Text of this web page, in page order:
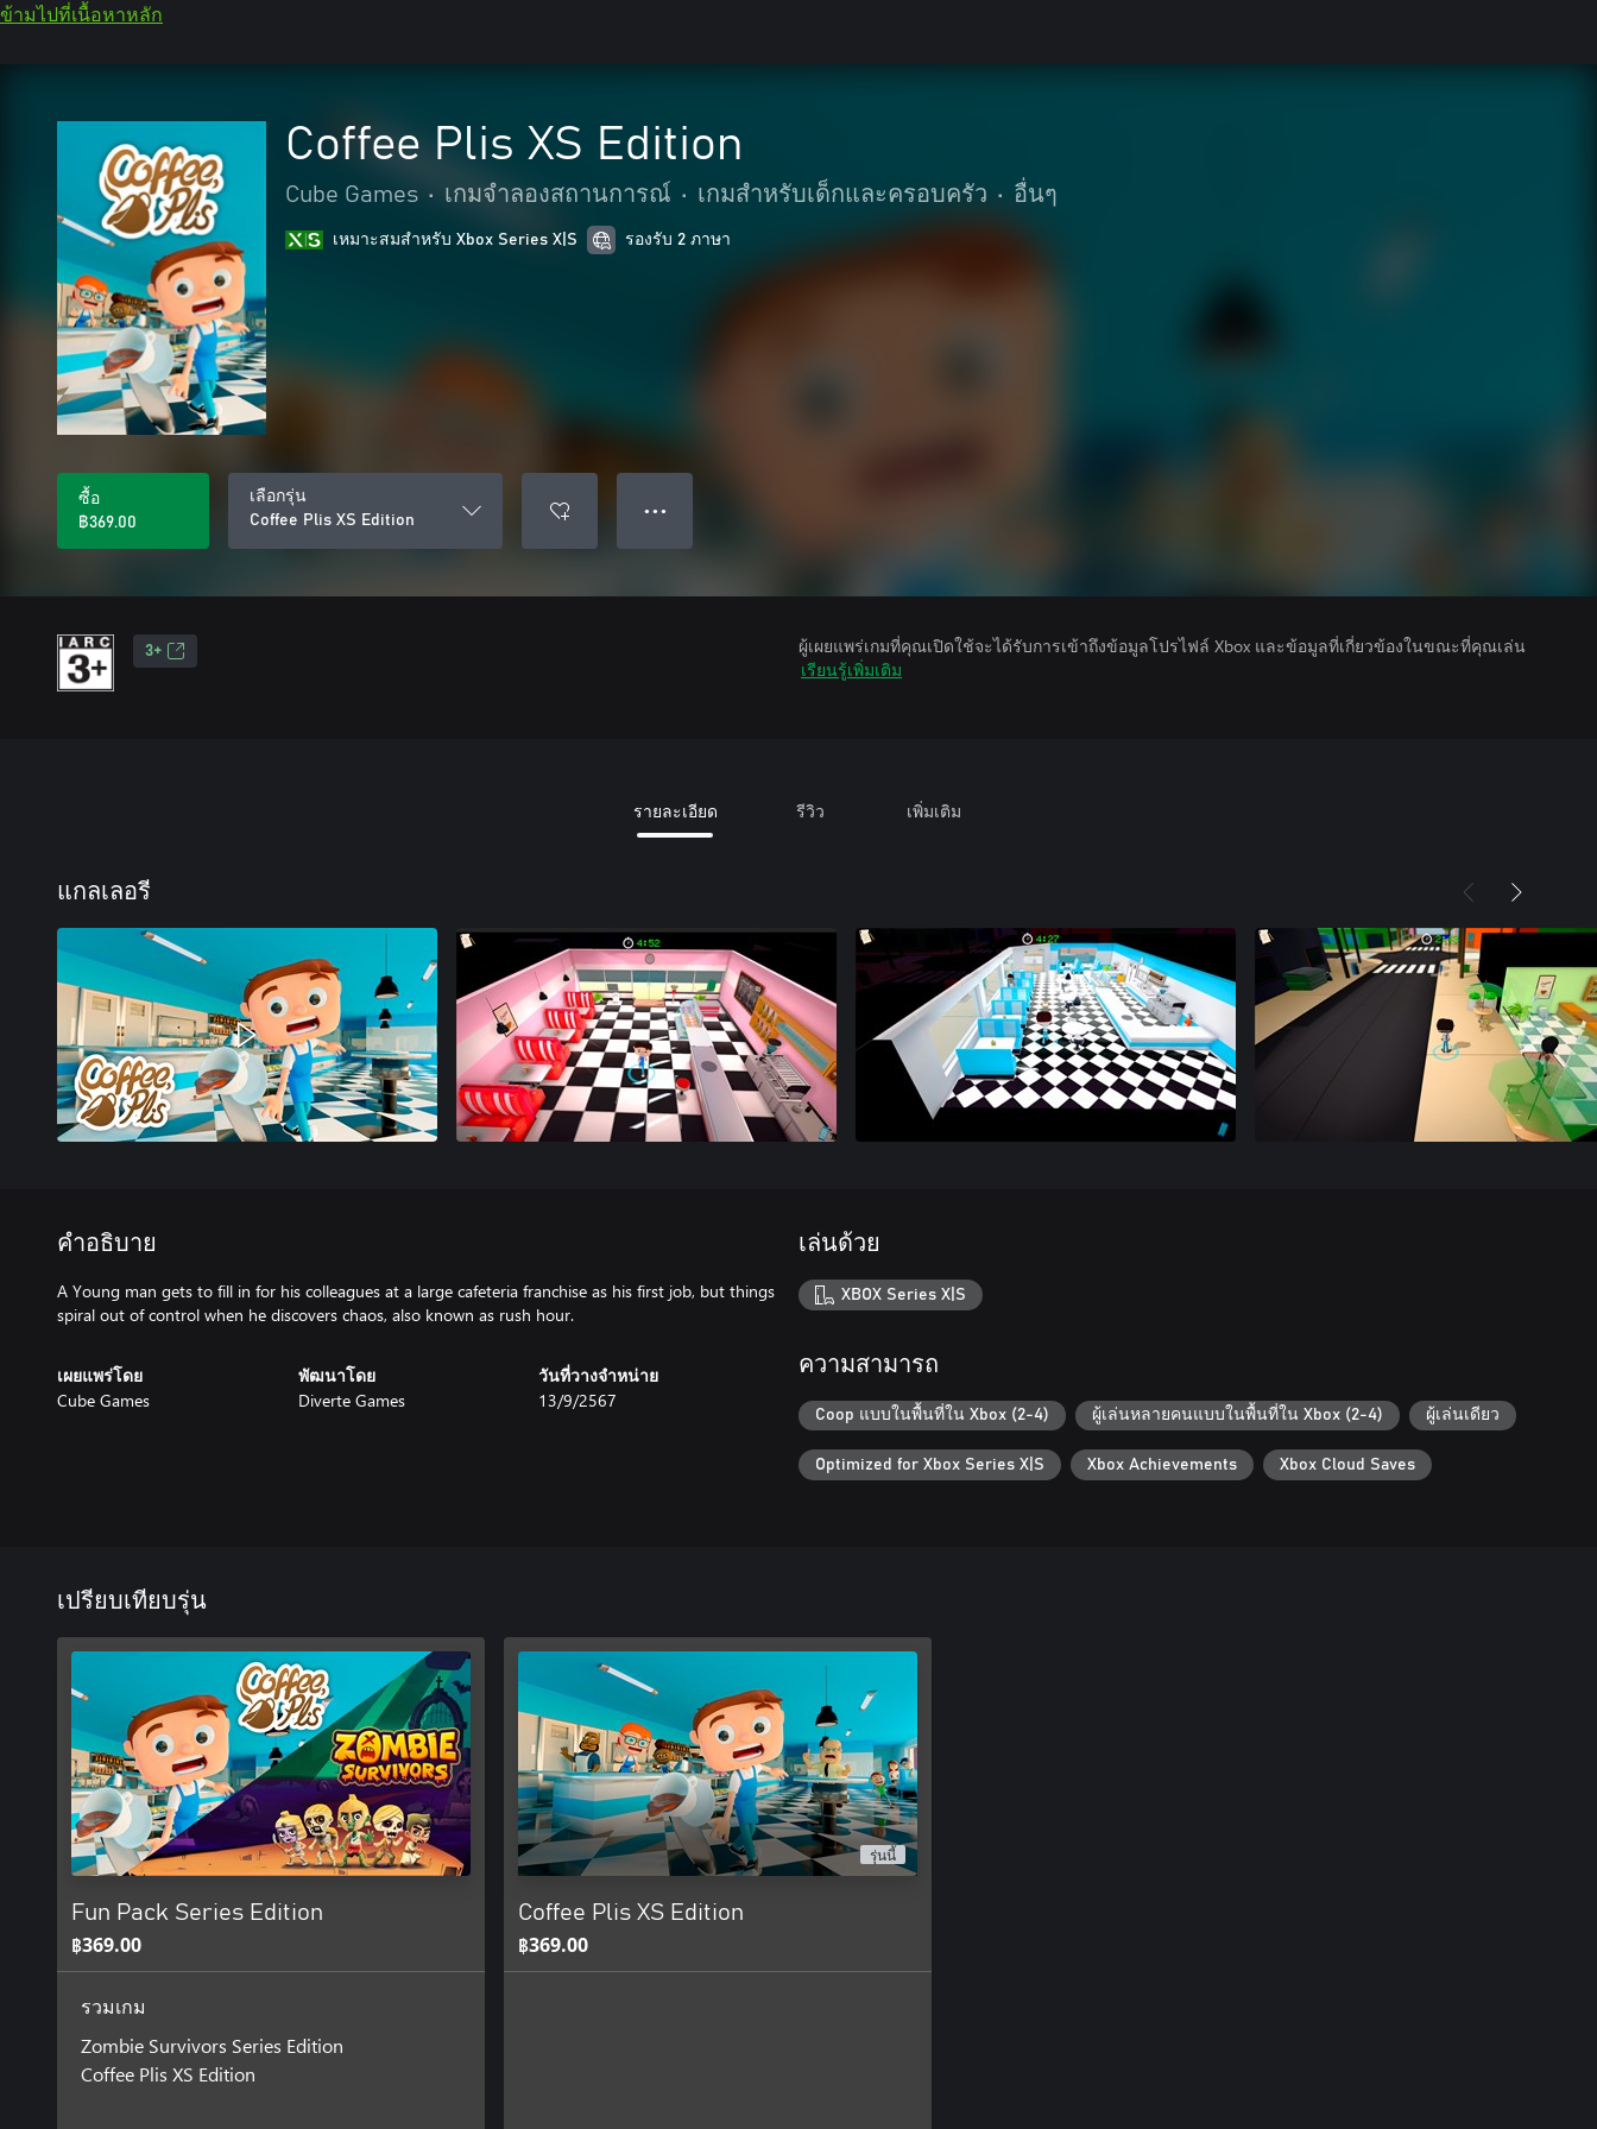
ข้ามไปที่เนื้อหาหลัก
Coffee Plis XS Edition
Cube Games • เกมจำลองสถานการณ์ • เกมสำหรับเด็กและครอบครัว • อื่นๆ
เหมาะสมสําหรับ Xbox Series X|S รองรับ 2 ภาษา
ซื้อ
฿369.00
เลือกรุ่น
Coffee Plis XS Edition
● ● ●
3+
ผู้เผยแพร่เกมที่คุณเปิดใช้จะได้รับการเข้าถึงข้อมูลโปรไฟล์ Xbox และข้อมูลที่เกี่ยวข้องในขณะที่คุณเล่น
เรียนรู้เพิ่มเติม
รายละเอียด รีวิว เพิ่มเติม
แกลเลอรี
คำอธิบาย
A Young man gets to fill in for his colleagues at a large cafeteria franchise as his first job, but things
spiral out of control when he discovers chaos, also known as rush hour.
เผยแพร่โดย
Cube Games
พัฒนาโดย
Diverte Games
วันที่วางจำหน่าย
13/9/2567
เล่นด้วย
XBOX Series X|S
ความสามารถ
Coop แบบในพื้นที่ใน Xbox (2-4) ผู้เล่นหลายคนแบบในพื้นที่ใน Xbox (2-4) ผู้เล่นเดียว
Optimized for Xbox Series X|S Xbox Achievements Xbox Cloud Saves
เปรียบเทียบรุ่น
Fun Pack Series Edition
฿369.00
รวมเกม
Zombie Survivors Series Edition
Coffee Plis XS Edition
รุ่นนี้
Coffee Plis XS Edition
฿369.00